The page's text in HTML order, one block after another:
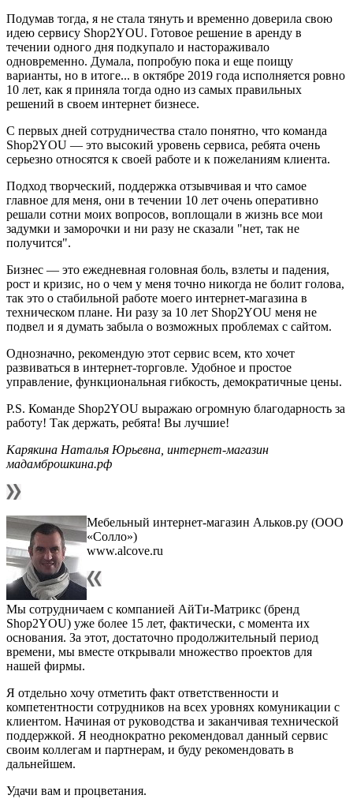
Подумав тогда, я не стала тянуть и временно доверила свою
идею сервису Shop2YOU. Готовое решение в аренду в
течении одного дня подкупало и настораживало
одновременно. Думала, попробую пока и еще поищу
варианты, но в итоге... в октябре 2019 года исполняется ровно
10 лет, как я приняла тогда одно из самых правильных
решений в своем интернет бизнесе.
С первых дней сотрудничества стало понятно, что команда
Shop2YOU — это высокий уровень сервиса, ребята очень
серьезно относятся к своей работе и к пожеланиям клиента.
Подход творческий, поддержка отзывчивая и что самое
главное для меня, они в течении 10 лет очень оперативно
решали сотни моих вопросов, воплощали в жизнь все мои
задумки и заморочки и ни разу не сказали "нет, так не
получится".
Бизнес — это ежедневная головная боль, взлеты и падения,
рост и кризис, но о чем у меня точно никогда не болит голова,
так это о стабильной работе моего интернет-магазина в
техническом плане. Ни разу за 10 лет Shop2YOU меня не
подвел и я думать забыла о возможных проблемах с сайтом.
Однозначно, рекомендую этот сервис всем, кто хочет
развиваться в интернет-торговле. Удобное и простое
управление, функциональная гибкость, демократичные цены.
P.S. Команде Shop2YOU выражаю огромную благодарность за
работу! Так держать, ребята! Вы лучшие!
Карякина Наталья Юрьевна, интернет-магазин
мадамброшкина.рф
Мебельный интернет-магазин Альков.ру (ООО
«Солло»)
www.alcove.ru
Мы сотрудничаем с компанией АйТи-Матрикс (бренд
Shop2YOU) уже более 15 лет, фактически, с момента их
основания. За этот, достаточно продолжительный период
времени, мы вместе открывали множество проектов для
нашей фирмы.
Я отдельно хочу отметить факт ответственности и
компетентности сотрудников на всех уровнях комуникации с
клиентом. Начиная от руководства и заканчивая технической
поддержкой. Я неоднократно рекомендовал данный сервис
своим коллегам и партнерам, и буду рекомендовать в
дальнейшем.
Удачи вам и процветания.